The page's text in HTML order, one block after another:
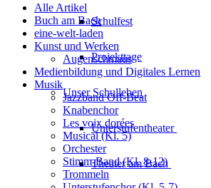
Schulfest
Projekttage
Unser Schulleben
Unterstufentheater
Theater amBach
Alle Artikel
Buch am Bach
eine-welt-laden
Kunst und Werken
Augenschmaus
Medienbildung und Digitales Lernen
Musik
Jazzband Off-Beat
Knabenchor
Les voix dorées
Musical (Kl. 5)
Orchester
Stimm-Band (Kl. 8-12)
Trommeln